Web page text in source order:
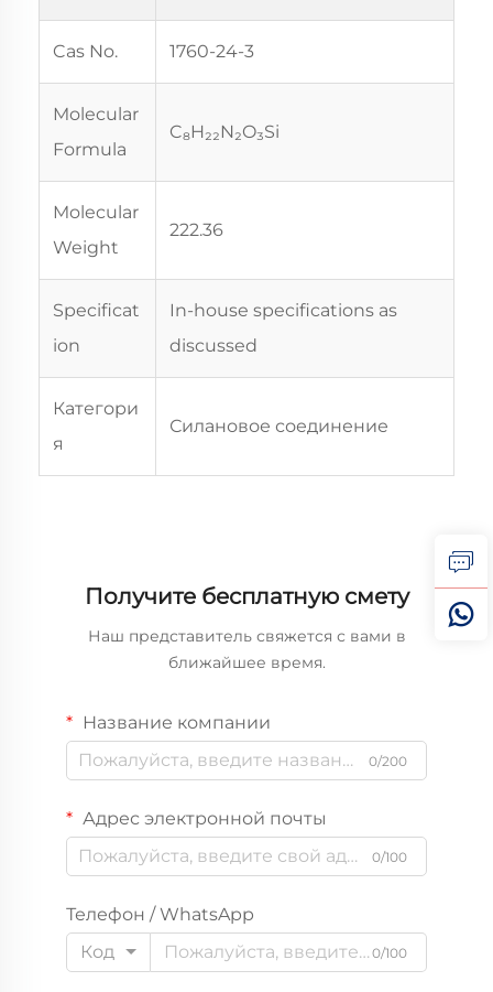
Cas No. 1760-24-3
Molecular
Formula
C₈H₂₂N₂O₃Si
Molecular
Weight
222.36
Specificat
ion
In-house specifications as
discussed
Категори
я
Силановое соединение
Получите бесплатную смету
Наш представитель свяжется с вами в
ближайшее время.
Название компании
0/200
Адрес электронной почты
0/100
Телефон / WhatsApp
Код
0/100